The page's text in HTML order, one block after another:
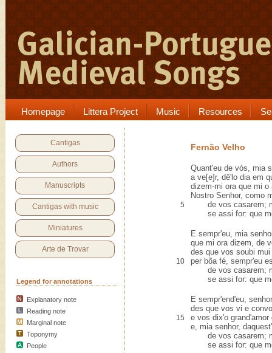
Homepage Littera Project Music Resources
Cantigas
Authors
Manuscripts
Cantigas with music
Miniatures
Arte de Trovar
Legend for annotations
Explanatory note
Reading note
Marginal note
Toponymy
People
Fernão Velho
Quant'eu de vós, mia
a ve[e]r, dê'lo dia em
dizem-mi ora que mi o
Nostro Senhor, como
5
de vos casarem;
se assi for: que
E sempr'eu, mia
que mi ora dizem, de
des que vos soubi
10
per bõa fé, sempr'eu
de vos casarem;
se assi for: que
E sempr'end'eu,
des que vos vi e
15
e vos dix'o
e, mia senhor,
de vos casarem;
se assi for: que